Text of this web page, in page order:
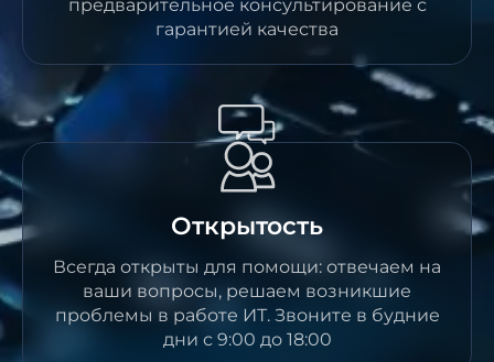
предварительное консультирование с
гарантией качества
Открытость
Всегда открыты для помощи: отвечаем на
ваши вопросы, решаем возникшие
проблемы в работе ИТ. Звоните в будние
дни с 9:00 до 18:00